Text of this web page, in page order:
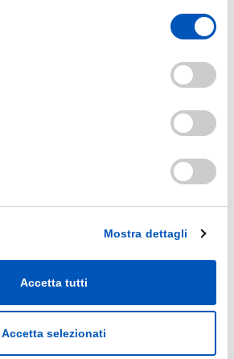
Mostra dettagli
Accetta tutti
Accetta selezionati
i peluche?
di mille giochi dei nostri bambini, così
sono anche il posto ideale dove
si accumulano. È buona norma,
regolarmente e disinfettare a fondo
dei nostri figli, che vengono
a contatto con il loro viso, la bocca
I peluche sono normalmente lavabili in
,germicida